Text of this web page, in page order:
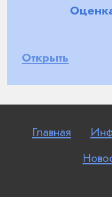
Открыть
Главная